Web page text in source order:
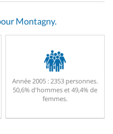
Montagny.
Année 2005 :2353 personnes.
50,6% d'hommes et 49,4% de
femmes.